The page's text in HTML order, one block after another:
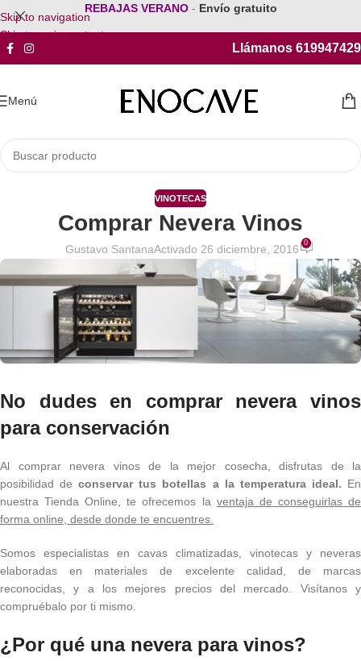
Skip to navigation
Skip to main content
REBAJAS VERANO - Envío gratuito
Llámanos 619947429
Menú
VINOTECAS
Comprar Nevera Vinos
Gustavo SantanaActivado 26 diciembre, 2016 0
No dudes en comprar nevera vinos
para conservación
Al comprar nevera vinos de la mejor cosecha, disfrutas de la
posibilidad deconservar tus botellas a la temperatura ideal. En
nuestra Tienda Online, te ofrecemos la ventaja de conseguirlas de
forma online, desde donde te encuentres.
Somos especialistas en cavas climatizadas, vinotecas y neveras
elaboradas en materiales de excelente calidad, de marcas
reconocidas, y a los mejores precios del mercado. Visítanos y
compruébalo por ti mismo.
¿Por qué una nevera para vinos?